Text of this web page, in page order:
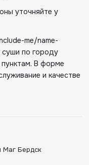
уточняйте у
me/name-
суши по городу
В форме
и качестве
Маг Бердск